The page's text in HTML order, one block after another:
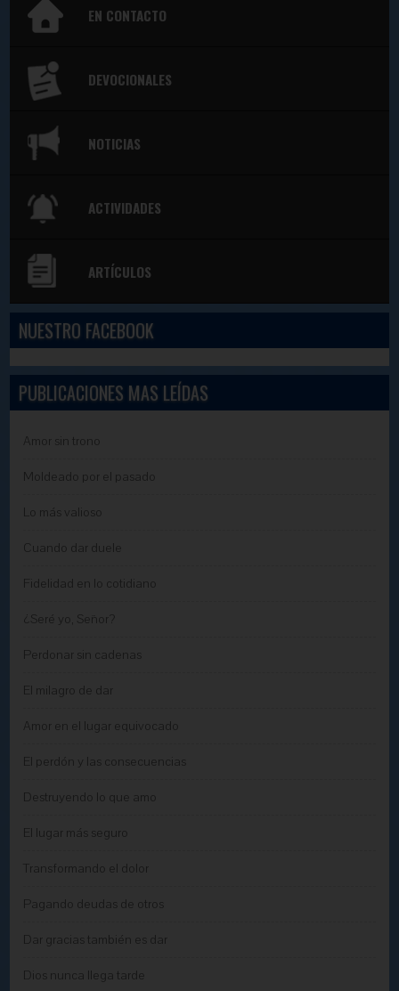
EN CONTACTO
DEVOCIONALES
NOTICIAS
ACTIVIDADES
ARTÍCULOS
NUESTRO FACEBOOK
PUBLICACIONES MAS LEÍDAS
Amor sin trono
Moldeado por el pasado
Lo más valioso
Cuando dar duele
Fidelidad en lo cotidiano
¿Seré yo, Señor?
Perdonar sin cadenas
El milagro de dar
Amor en el lugar equivocado
El perdón y las consecuencias
Destruyendo lo que amo
El lugar más seguro
Transformando el dolor
Pagando deudas de otros
Dar gracias también es dar
Dios nunca llega tarde